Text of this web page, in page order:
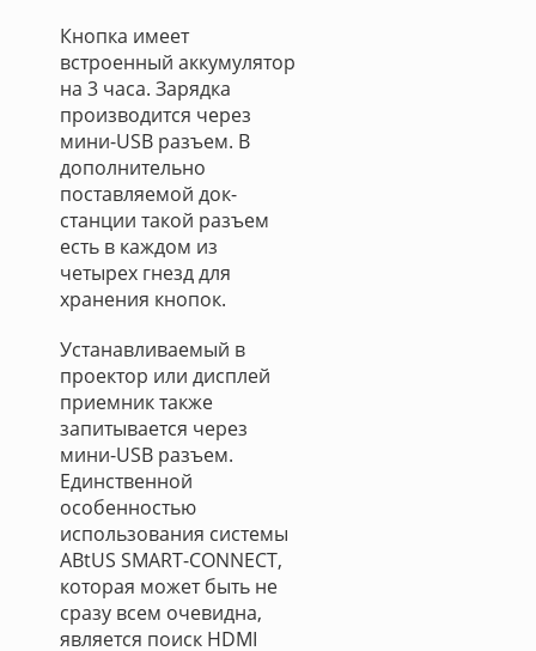
Кнопка имеет
встроенный аккумулятор
на 3 часа. Зарядка
производится через
мини-USB разъем. В
дополнительно
поставляемой док-
станции такой разъем
есть в каждом из
четырех гнезд для
хранения кнопок.
Устанавливаемый в
проектор или дисплей
приемник также
запитывается через
мини-USB разъем.
Единственной
особенностью
использования системы
ABtUS SMART-CONNECT,
которая может быть не
сразу всем очевидна,
является поиск HDMI